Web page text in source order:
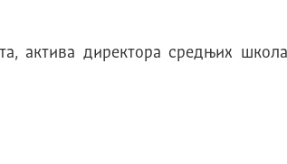
актива директора средњих